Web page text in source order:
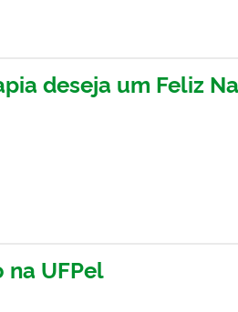
deseja um Feliz
na UFPel